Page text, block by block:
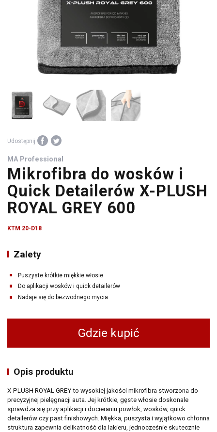
warsztatowe
Udostępnij
MA Professional
Mikrofibra do wosków i
Quick Detailerów X-PLUSH
ROYAL GREY 600
KTM 20-D18
Zalety
Puszyste krótkie miękkie włosie
Do aplikacji wosków i quick detailerów
Nadaje się do bezwodnego mycia
Gdzie kupić
Opis produktu
X-PLUSH ROYAL GREY to wysokiej jakości mikrofibra stworzona do
precyzyjnej pielęgnacji auta. Jej krótkie, gęste włosie doskonale
sprawdza się przy aplikacji i docieraniu powłok, wosków, quick
detailerów czy past finishowych. Miękka, puszysta i wyjątkowo chłonna
struktura zapewnia delikatność dla lakieru, jednocześnie skutecznie